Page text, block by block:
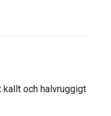
och halvruggigt